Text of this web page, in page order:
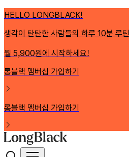
HELLO LONGBLACK!
생각이 탄탄한 사람들의 하루 10분 루틴
월 5,900원에 시작하세요!
롱블랙 멤버십 가입하기
롱블랙 멤버십 가입하기